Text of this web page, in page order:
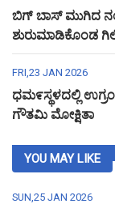
ಬಿಗ್ ಬಾಸ್ ಮುಗಿದ
ಶುರುಮಾಡಿಕೊಂಡ
FRI,23 JAN 2026
ಧಮ೯ಸ್ಥಳದಲ್ಲಿ
ಗೌತಮಿ ಮೋಕ್ಷಿತಾ
YOU MAY LIKE
SUN,25 JAN 2026